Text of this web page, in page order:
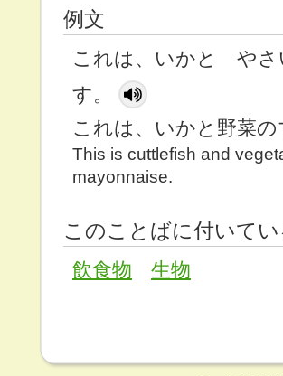
例文
これは、いかと や
す。
これは、いかと野菜
This is cuttlefish and
mayonnaise.
このことばに付いて
飲食物 生物